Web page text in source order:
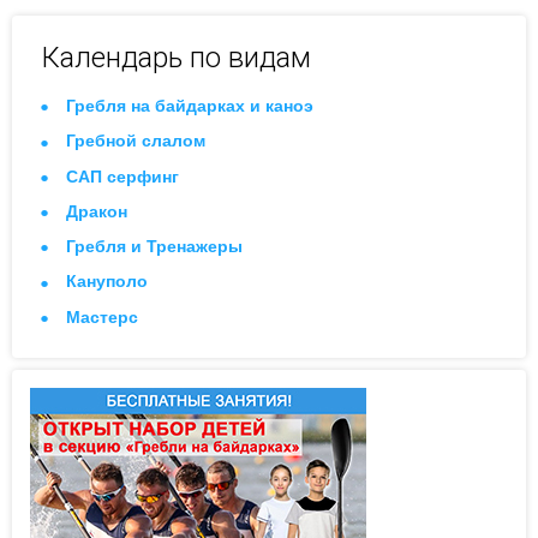
Календарь по видам
Гребля на байдарках и каноэ
Гребной слалом
САП серфинг
Дракон
Гребля и Тренажеры
Кануполо
Мастерс